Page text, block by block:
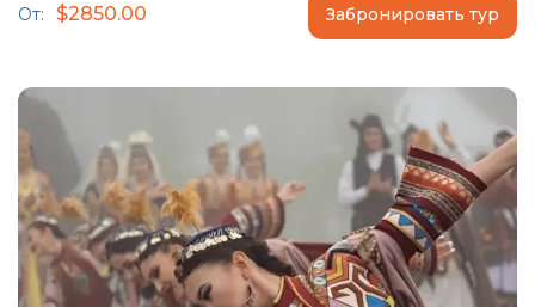
От: $2850.00 Забронировать тур